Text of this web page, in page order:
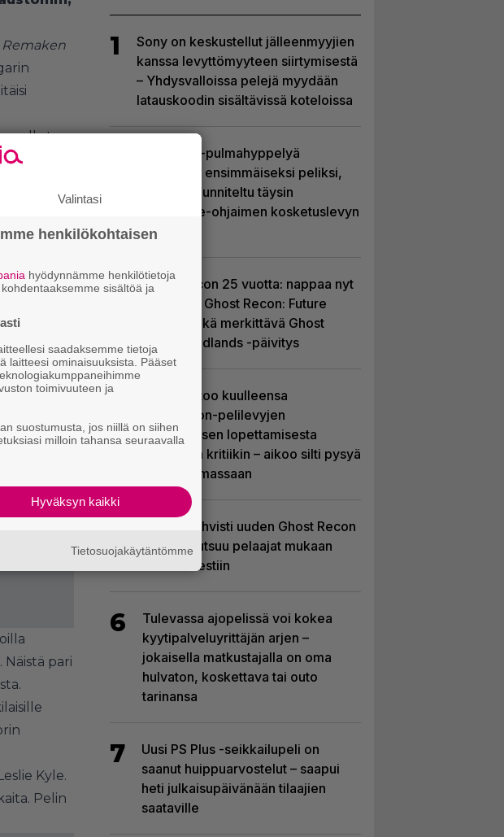
Remaken
ja
pari
Kyle.
Pelin
1
Sony on keskustellut jälleenmyyjien
kanssa levyttömyyteen siirtymisestä
– Yhdysvalloissa pelejä myydään
latauskoodin sisältävissä koteloissa
Uutta PS5-pulmahyppelyä
kuvaillaan ensimmäiseksi peliksi,
joka on suunniteltu täysin
DualSense-ohjaimen kosketuslevyn
ympärille
3
Ghost Recon 25 vuotta: nappaa nyt
ilmaiseksi Ghost Recon: Future
Soldier sekä merkittävä Ghost
Recon Wildlands -päivitys
4
Sony kertoo kuulleensa
PlayStation-pelilevyjen
valmistuksen lopettamisesta
nousseen kritiikin – aikoo silti pysyä
suunnitelmassaan
Ubisoft vahvisti uuden Ghost Recon
-pelin – kutsuu pelaajat mukaan
ennakkotestiin
6
Tulevassa ajopelissä voi kokea
kyytipalveluyrittäjän arjen –
jokaisella matkustajalla on oma
hulvaton, koskettava tai outo
tarinansa
7
Uusi PS Plus -seikkailupeli on
saanut huippuarvostelut – saapui
heti julkaisupäivänään tilaajien
saataville
Valintasi
henkilökohtaisen
hyödynnämme henkilötietoja
sisältöä ja
saadaksemme tietoja
laitteesi ominaisuuksista. Pääset
toimivuuteen ja
suostumusta, jos niillä on siihen
milloin tahansa seuraavalla
Hyväksyn kaikki
Tietosuojakäytäntömme